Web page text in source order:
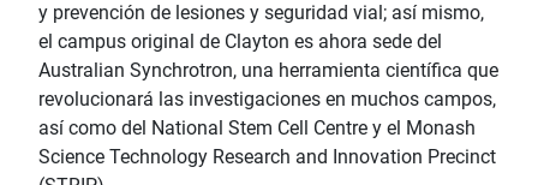
y prevención de lesiones y seguridad vial; así mismo,
el campus original de Clayton es ahora sede del
Australian Synchrotron, una herramienta científica que
revolucionará las investigaciones en muchos campos,
así como del National Stem Cell Centre y el Monash
Science Technology Research and Innovation Precinct